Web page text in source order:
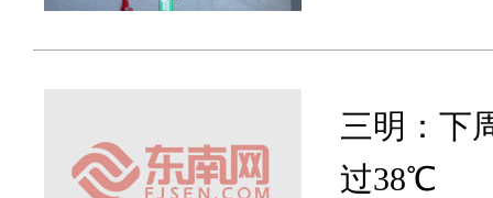
三明：下
过38℃